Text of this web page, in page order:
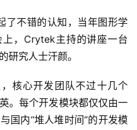
了不错的认知，当年图形学
，Crytek主持的讲座一台
研究人士汗颜。
核心开发团队不过十几个
。每个开发模块都仅仅由一
国内“堆人堆时间”的开发模